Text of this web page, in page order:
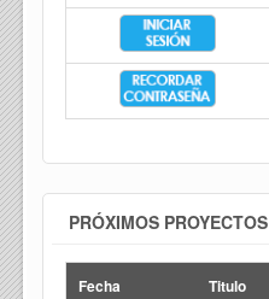
PRÓXIMOS PROYECTOS
Fecha Titulo